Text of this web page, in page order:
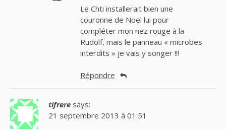
Le Chti installerait bien une
couronne de Noël lui pour
compléter mon nez rouge à la
Rudolf, mais le panneau « microbes
interdits » je vais y songer !!!
Répondre
tifrere says:
21 septembre 2013 à 01:51